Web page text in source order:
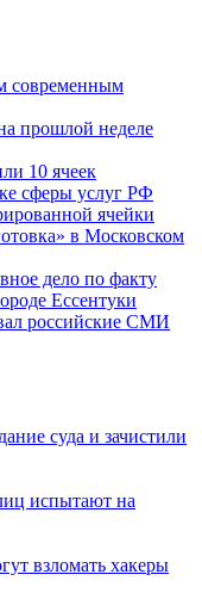
современным
прошлой неделе
10 ячеек
сферы услуг РФ
ячейки
в Московском
дело по факту
Ессентуки
российские СМИ
суда и зачистили
испытают на
взломать хакеры